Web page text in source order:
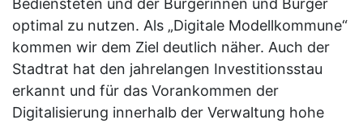
Bediensteten und der Bürgerinnen und Bürger
optimal zu nutzen. Als „Digitale Modellkommune“
kommen wir dem Ziel deutlich näher. Auch der
Stadtrat hat den jahrelangen Investitionsstau
erkannt und für das Vorankommen der
Digitalisierung innerhalb der Verwaltung hohe